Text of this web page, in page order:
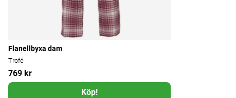
Flanellbyxa dam
Trofé
769 kr
Köp!